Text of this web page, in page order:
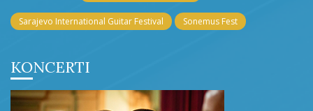
Sarajevo International Guitar Festival Sonemus Fest
KONCERTI